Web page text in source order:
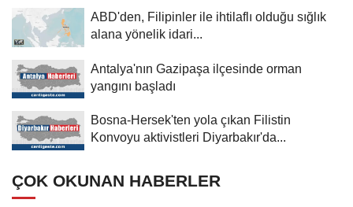
ABD'den, Filipinler ile ihtilaflı olduğu sığlık
alana yönelik idari...
Antalya'nın Gazipaşa ilçesinde orman
yangını başladı
Bosna-Hersek'ten yola çıkan Filistin
Konvoyu aktivistleri Diyarbakır'da...
ÇOK OKUNAN HABERLER